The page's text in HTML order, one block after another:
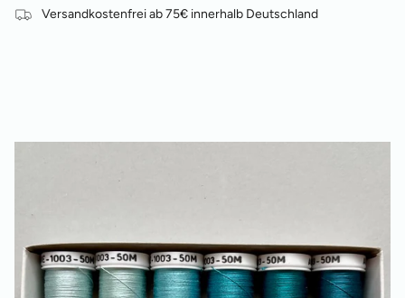
Versandkostenfrei ab 75€ innerhalb Deutschland